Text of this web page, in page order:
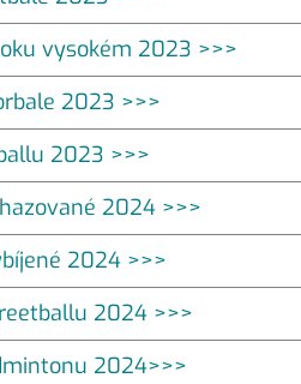
vysokém 2023 >>>
2023 >>>
2023 >>>
2024 >>>
2024 >>>
2024 >>>
2024>>>